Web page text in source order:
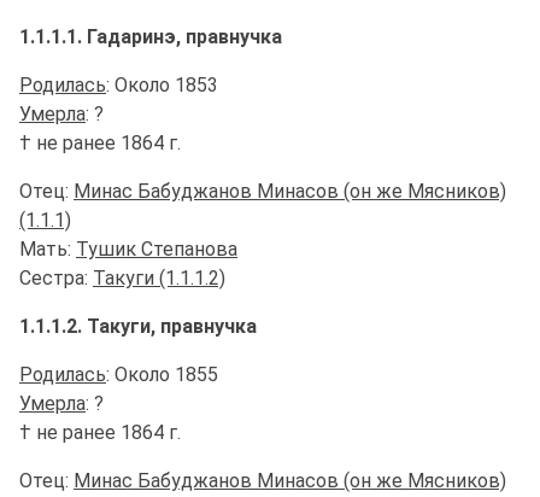
1.1.1.1. Гадаринэ, правнучка
Родилась: Около 1853
Умерла: ?
† не ранее 1864 г.
Отец: Минас Бабуджанов Минасов (он же Мясников)
(1.1.1)
Мать: Тушик Степанова
Сестра: Такуги (1.1.1.2)
1.1.1.2. Такуги, правнучка
Родилась: Около 1855
Умерла: ?
† не ранее 1864 г.
Отец: Минас Бабуджанов Минасов (он же Мясников)